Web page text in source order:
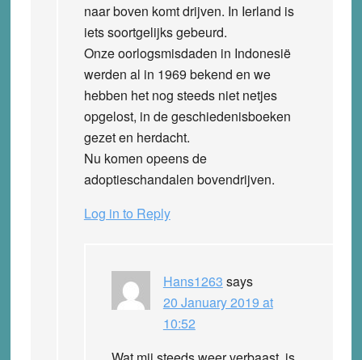
naar boven komt drijven. In Ierland is
iets soortgelijks gebeurd.
Onze oorlogsmisdaden in Indonesië
werden al in 1969 bekend en we
hebben het nog steeds niet netjes
opgelost, in de geschiedenisboeken
gezet en herdacht.
Nu komen opeens de
adoptieschandalen bovendrijven.
Log in to Reply
Hans1263 says
20 January 2019 at
10:52